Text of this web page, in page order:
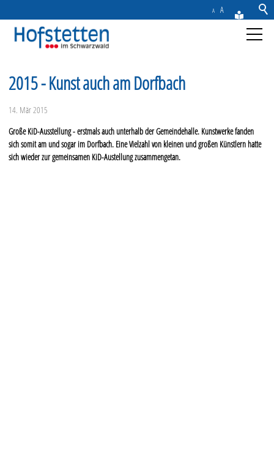
A A
Aktuelles
Gemeinde
Rathaus & Service
2015 - Kunst auch am Dorfbach
14. Mär 2015
Große KiD-Ausstellung - erstmals auch unterhalb der Gemeindehalle. Kunstwerke fanden
sich somit am und sogar im Dorfbach. Eine Vielzahl von kleinen und großen Künstlern hatte
sich wieder zur gemeinsamen KiD-Austellung zusammengetan.